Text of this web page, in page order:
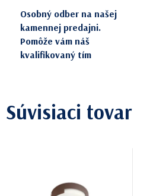
Osobný odber na našej
kamennej predajni.
Pomôže vám náš
kvalifikovaný tím
Súvisiaci tovar